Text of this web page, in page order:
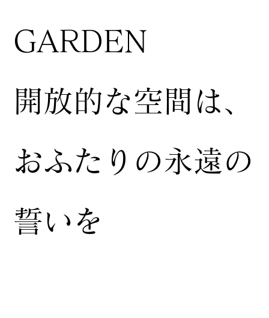
GARDEN
開放的な空間は、
おふたりの永遠の
誓いを